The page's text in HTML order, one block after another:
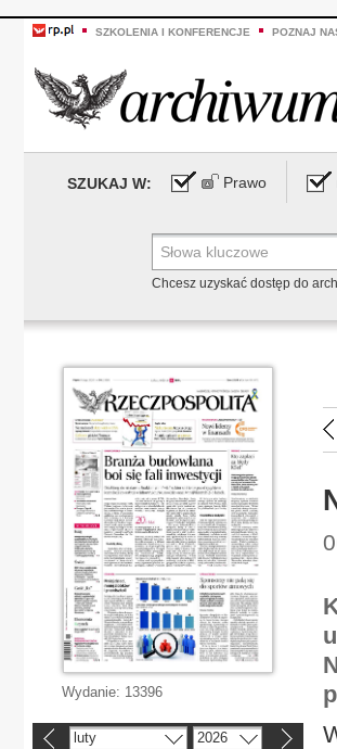
SZKOLENIA I KONFERENCJE POZNAJ
SZUKAJ W: Prawo
Chcesz uzyskać dostęp do
Wydanie: 13396
luty 2026